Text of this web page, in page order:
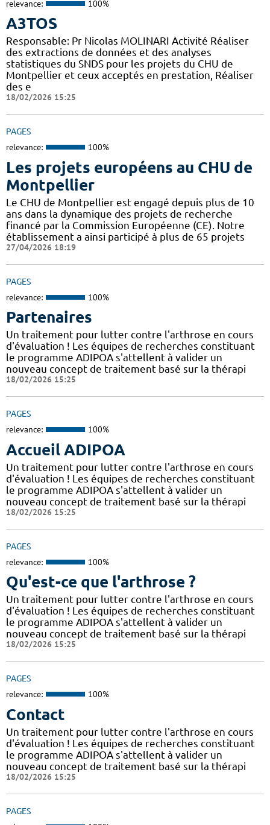
relevance: 100%
A3TOS
Responsable: Pr Nicolas MOLINARI Activité Réaliser
des extractions de données et des analyses
statistiques du SNDS pour les projets du CHU de
Montpellier et ceux acceptés en prestation, Réaliser
des e
18/02/2026 15:25
PAGES
relevance: 100%
Les projets européens au CHU de
Montpellier
Le CHU de Montpellier est engagé depuis plus de 10
ans dans la dynamique des projets de recherche
financé par la Commission Européenne (CE). Notre
établissement a ainsi participé à plus de 65 projets
27/04/2026 18:19
PAGES
relevance: 100%
Partenaires
Un traitement pour lutter contre l'arthrose en cours
d'évaluation ! Les équipes de recherches constituant
le programme ADIPOA s'attellent à valider un
nouveau concept de traitement basé sur la thérapi
18/02/2026 15:25
PAGES
relevance: 100%
Accueil ADIPOA
Un traitement pour lutter contre l'arthrose en cours
d'évaluation ! Les équipes de recherches constituant
le programme ADIPOA s'attellent à valider un
nouveau concept de traitement basé sur la thérapi
18/02/2026 15:25
PAGES
relevance: 100%
Qu'est-ce que l'arthrose ?
Un traitement pour lutter contre l'arthrose en cours
d'évaluation ! Les équipes de recherches constituant
le programme ADIPOA s'attellent à valider un
nouveau concept de traitement basé sur la thérapi
18/02/2026 15:25
PAGES
relevance: 100%
Contact
Un traitement pour lutter contre l'arthrose en cours
d'évaluation ! Les équipes de recherches constituant
le programme ADIPOA s'attellent à valider un
nouveau concept de traitement basé sur la thérapi
18/02/2026 15:25
PAGES